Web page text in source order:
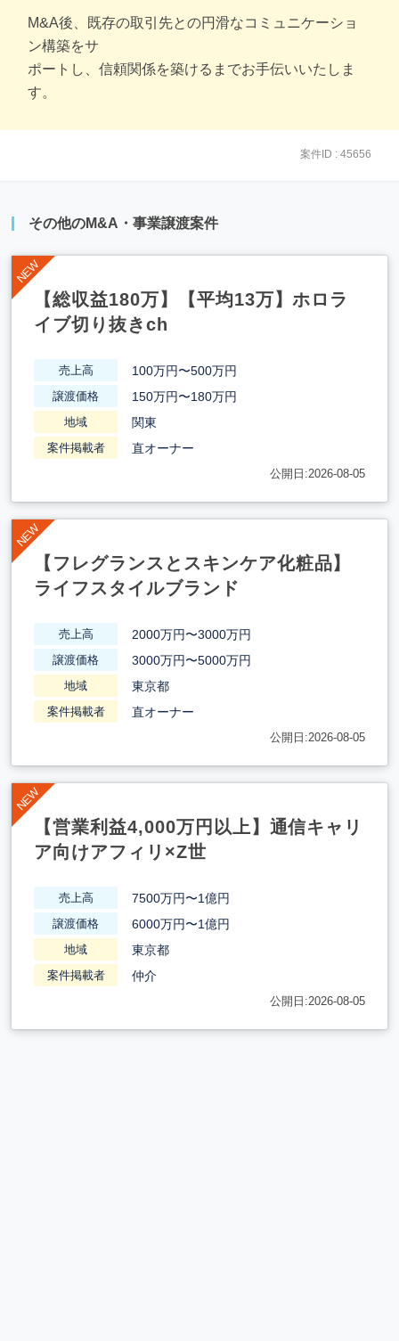
M&A後、既存の取引先との円滑なコミュニケーショ
ン構築をサ
ポートし、信頼関係を築けるまでお手伝いいたしま
す。
案件ID : 45656
その他のM&A・事業譲渡案件
【総収益180万】【平均13万】ホロラ
イブ切り抜きch
売上高 100万円〜500万円
譲渡価格 150万円〜180万円
地域 関東
案件掲載者 直オーナー
公開日:2026-08-05
【フレグランスとスキンケア化粧品】
ライフスタイルブランド
売上高 2000万円〜3000万円
譲渡価格 3000万円〜5000万円
地域 東京都
案件掲載者 直オーナー
公開日:2026-08-05
【営業利益4,000万円以上】通信キャリ
ア向けアフィリ×Z世
売上高 7500万円〜1億円
譲渡価格 6000万円〜1億円
地域 東京都
案件掲載者 仲介
公開日:2026-08-05